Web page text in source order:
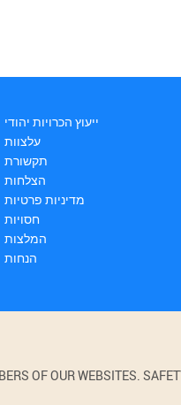
ייעוץ הכרויות יהודי
עלצוות
תקשורת
הצלחות
מדיניות פרטיות
חסויות
המלצות
הנחות
OF OUR WEBSITES.